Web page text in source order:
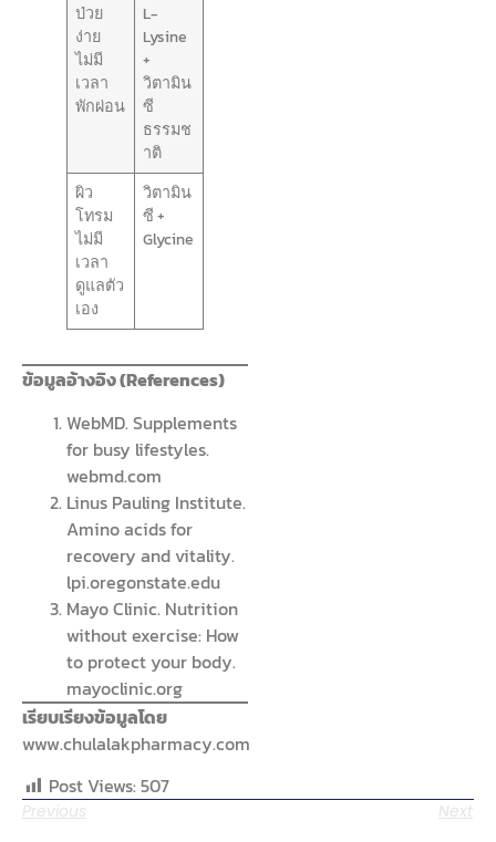
ป่วย
ง่าย
ไม่มี
เวลา
พักผ่อน
L-
Lysine
+
วิตามิน
ซี
ธรรมช
าติ
ผิว
โทรม
ไม่มี
เวลา
ดูแลตัว
เอง
วิตามิน
ซี +
Glycine
ข้อมูลอ้างอิง (References)
WebMD. Supplements
for busy lifestyles.
webmd.com
Linus Pauling Institute.
Amino acids for
recovery and vitality.
lpi.oregonstate.edu
Mayo Clinic. Nutrition
without exercise: How
to protect your body.
mayoclinic.org
เรียบเรียงข้อมูลโดย
www.chulalakpharmacy.com
Post Views: 507
Previous Next